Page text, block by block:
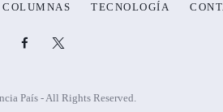
COLUMNAS TECNOLOGÍA
País - All Rights Reserved.